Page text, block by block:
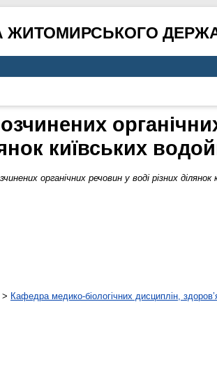
ЖИТОМИРСЬКОГО
київських
органічних речовин у воді різних ділянок
> Кафедра медико-біологічних дисциплін,